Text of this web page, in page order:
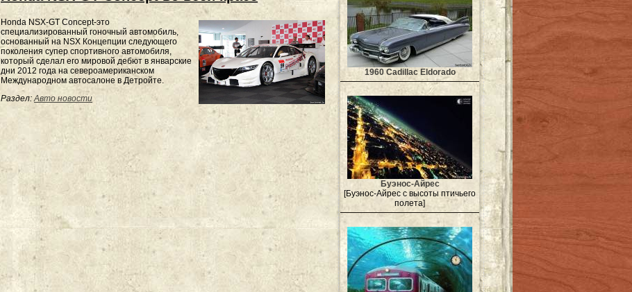
Honda NSX-GT Concept-это
специализированный гоночный автомобиль,
основанный на NSX Концепции следующего
поколения супер спортивного автомобиля,
который сделал его мировой дебют в январские
дни 2012 года на североамериканском
Международном автосалоне в Детройте.
Раздел: Авто новости
1960 Cadillac Eldorado
Буэнос-Айрес
[Буэнос-Айрес с высоты птичьего
полета]